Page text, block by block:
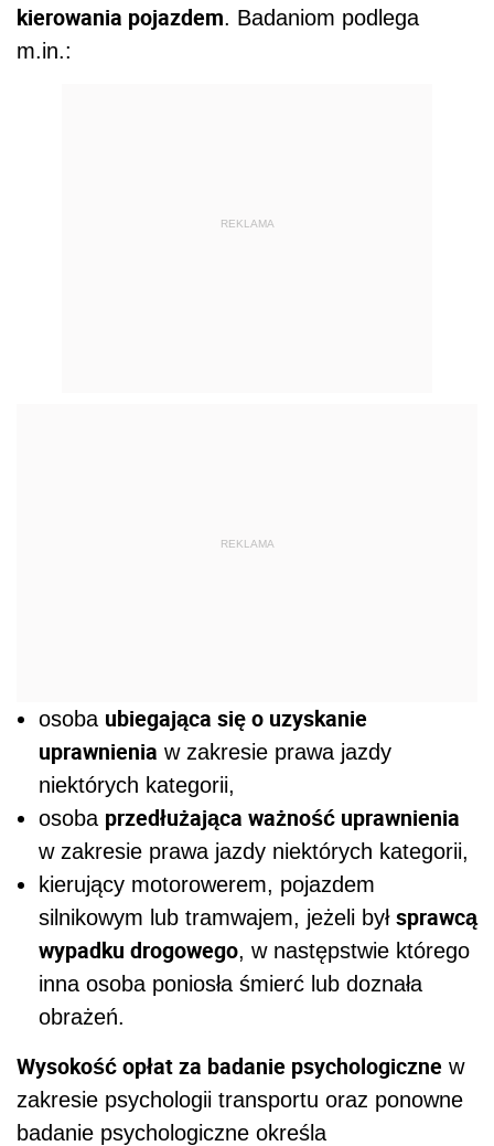
kierowania pojazdem. Badaniom podlega
m.in.:
REKLAMA
REKLAMA
osoba ubiegająca się o uzyskanie
uprawnienia w zakresie prawa jazdy
niektórych kategorii,
osoba przedłużająca ważność uprawnienia
w zakresie prawa jazdy niektórych kategorii,
kierujący motorowerem, pojazdem
silnikowym lub tramwajem, jeżeli był sprawcą
wypadku drogowego, w następstwie którego
inna osoba poniosła śmierć lub doznała
obrażeń.
Wysokość opłat za badanie psychologiczne w
zakresie psychologii transportu oraz ponowne
badanie psychologiczne określa